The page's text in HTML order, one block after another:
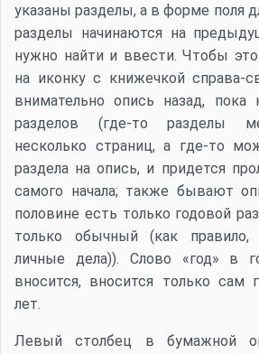
указаны разделы, а в форме поля
разделы начинаются на
нужно найти и ввести. Чтобы
на иконку с книжечкой справа-
внимательно опись назад, пока
разделов (где-то разделы
несколько страниц, а где-то
раздела на опись, и придется
самого начала; также бывают
половине есть только годовой
только обычный (как
личные дела)). Слово «год» в
вносится, вносится только сам
лет.
Левый столбец в бумажной